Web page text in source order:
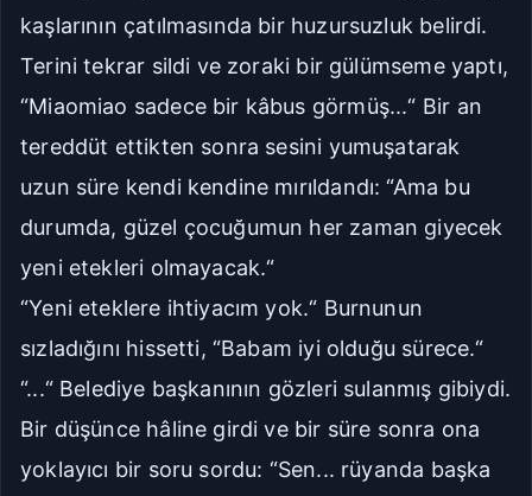
kaşlarının çatılmasında bir huzursuzluk belirdi.
Terini tekrar sildi ve zoraki bir gülümseme yaptı,
“Miaomiao sadece bir kâbus görmüş...“ Bir an
tereddüt ettikten sonra sesini yumuşatarak
uzun süre kendi kendine mırıldandı: “Ama bu
durumda, güzel çocuğumun her zaman giyecek
yeni etekleri olmayacak.“
“Yeni eteklere ihtiyacım yok.“ Burnunun
sızladığını hissetti, “Babam iyi olduğu sürece.“
“...“ Belediye başkanının gözleri sulanmış gibiydi.
Bir düşünce hâline girdi ve bir süre sonra ona
yoklayıcı bir soru sordu: “Sen... rüyanda başka